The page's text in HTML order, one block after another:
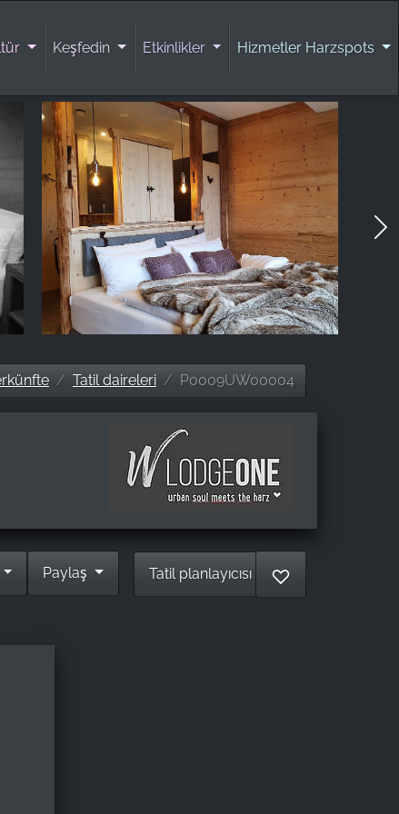
Keşfedin Etkinlikler Hizmetler Harzspots
Tatil daireleri P0009UW00004
Tatil planlayıcısı ♡
Paylaş